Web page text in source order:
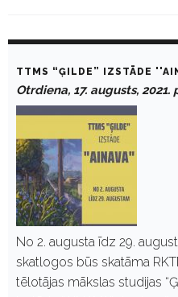
A
g
u
2
TTMS “ĢILDE” IZSTĀDE
Otrdiena, 17. augusts, 2021.
No 2. augusta īdz 29.
skatlogos būs skatāma
tēlotājas mākslas studijas